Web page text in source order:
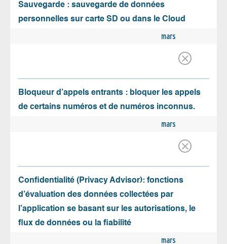
Sauvegarde : sauvegarde de données
personnelles sur carte SD ou dans le Cloud
mars
Bloqueur d’appels entrants : bloquer les appels
de certains numéros et de numéros inconnus.
mars
Confidentialité (Privacy Advisor): fonctions
d’évaluation des données collectées par
l’application se basant sur les autorisations, le
flux de données ou la fiabilité
mars